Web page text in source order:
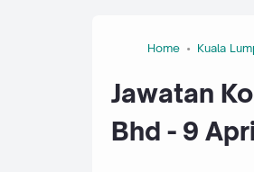
Home Kuala
Jawatan
Bhd - 9